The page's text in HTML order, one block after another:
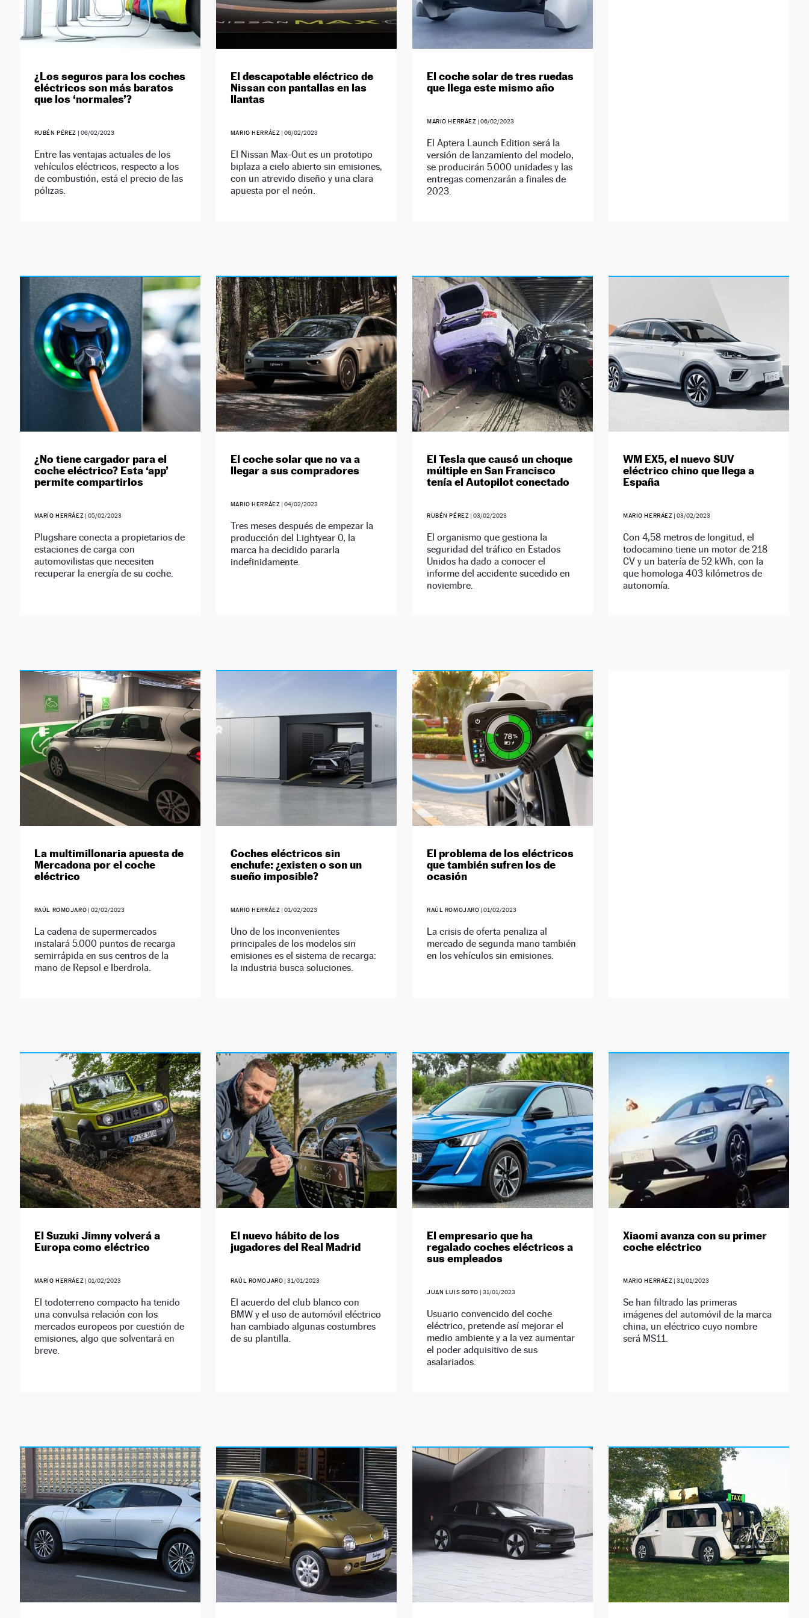
¿Los seguros para los coches
eléctricos son más baratos
que los ‘normales’?
RUBÉN PÉREZ |06/02/2023
Entre las ventajas actuales de los
vehículos eléctricos, respecto a los
de combustión, está el precio de las
pólizas.
El descapotable eléctrico de
Nissan con pantallas en las
llantas
MARIO HERRÁEZ |06/02/2023
El Nissan Max-Out es un prototipo
biplaza a cielo abierto sin emisiones,
con un atrevido diseño y una clara
apuesta por el neón.
El coche solar de tres ruedas
que llega este mismo año
MARIO HERRÁEZ |06/02/2023
El Aptera Launch Edition será la
versión de lanzamiento del modelo,
se producirán 5.000 unidades y las
entregas comenzarán a finales de
2023.
¿No tiene cargador para el
coche eléctrico? Esta ‘app’
permite compartirlos
MARIO HERRÁEZ |05/02/2023
Plugshare conecta a propietarios de
estaciones de carga con
automovilistas que necesiten
recuperar la energía de su coche.
El coche solar que no va a
llegar a sus compradores
MARIO HERRÁEZ |04/02/2023
Tres meses después de empezar la
producción del Lightyear 0, la
marca ha decidido pararla
indefinidamente.
El Tesla que causó un choque
múltiple en San Francisco
tenía el Autopilot conectado
RUBÉN PÉREZ |03/02/2023
El organismo que gestiona la
seguridad del tráfico en Estados
Unidos ha dado a conocer el
informe del accidente sucedido en
noviembre.
WM EX5, el nuevo SUV
eléctrico chino que llega a
España
MARIO HERRÁEZ |03/02/2023
Con 4,58 metros de longitud, el
todocamino tiene un motor de 218
CV y un batería de 52 kWh, con la
que homologa 403 kilómetros de
autonomía.
La multimillonaria apuesta de
Mercadona por el coche
eléctrico
RAÚL ROMOJARO |02/02/2023
La cadena de supermercados
instalará 5.000 puntos de recarga
semirrápida en sus centros de la
mano de Repsol e Iberdrola.
Coches eléctricos sin
enchufe: ¿existen o son un
sueño imposible?
MARIO HERRÁEZ |01/02/2023
Uno de los inconvenientes
principales de los modelos sin
emisiones es el sistema de recarga:
la industria busca soluciones.
El problema de los eléctricos
que también sufren los de
ocasión
RAÚL ROMOJARO |01/02/2023
La crisis de oferta penaliza al
mercado de segunda mano también
en los vehículos sin emisiones.
El Suzuki Jimny volverá a
Europa como eléctrico
MARIO HERRÁEZ |01/02/2023
El todoterreno compacto ha tenido
una convulsa relación con los
mercados europeos por cuestión de
emisiones, algo que solventará en
breve.
El nuevo hábito de los
jugadores del Real Madrid
RAÚL ROMOJARO |31/01/2023
El acuerdo del club blanco con
BMW y el uso de automóvil eléctrico
han cambiado algunas costumbres
de su plantilla.
El empresario que ha
regalado coches eléctricos a
sus empleados
JUAN LUIS SOTO | 31/01/2023
Usuario convencido del coche
eléctrico, pretende así mejorar el
medio ambiente y a la vez aumentar
el poder adquisitivo de sus
asalariados.
Xiaomi avanza con su primer
coche eléctrico
MARIO HERRÁEZ |31/01/2023
Se han filtrado las primeras
imágenes del automóvil de la marca
china, un eléctrico cuyo nombre
será MS11.